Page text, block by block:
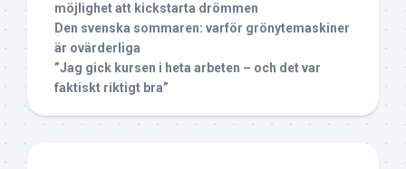
möjlighet att kickstarta drömmen
Den svenska sommaren: varför grönytemaskiner
är ovärderliga
”Jag gick kursen i heta arbeten – och det var
faktiskt riktigt bra”